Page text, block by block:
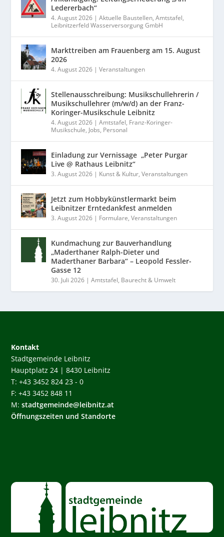
Ledererbach“
4. August 2026 |Aktuelle Baustellen,Amtstafel,
Leibnitzerfeld Wasserversorgung GmbH
Markttreiben am Frauenberg am 15. August
2026
4. August 2026 |Veranstaltungen
Stellenausschreibung: Musikschullehrerin /
Musikschullehrer (m/w/d) an der Franz-
Koringer-Musikschule Leibnitz
4. August 2026 |Amtstafel, Franz-Koringer-
Musikschule, Jobs, Personal
Einladung zur Vernissage „Peter Purgar
Live @ Rathaus Leibnitz“
3. August 2026 | Kunst & Kultur,Veranstaltungen
Jetzt zum Hobbykünstlermarkt beim
Leibnitzer Erntedankfest anmelden
3. August 2026 | Formulare,Veranstaltungen
Kundmachung zur Bauverhandlung
„Maderthaner Ralph-Dieter und
Maderthaner Barbara“ – Leopold Fessler-
Gasse 12
30. Juli 2026 |Amtstafel, Baurecht & Umwelt
Kontakt
Stadtgemeinde Leibnitz
Hauptplatz 24 | 8430 Leibnitz
T: +43 3452 824 23 - 0
F: +43 3452 848 11
M:stadtgemeinde@leibnitz.at
Öffnungszeiten und Standorte